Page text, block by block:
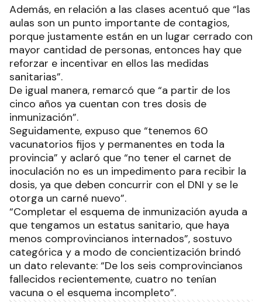
Además, en relación a las clases acentuó que “las
aulas son un punto importante de contagios,
porque justamente están en un lugar cerrado con
mayor cantidad de personas, entonces hay que
reforzar e incentivar en ellos las medidas
sanitarias”.
De igual manera, remarcó que “a partir de los
cinco años ya cuentan con tres dosis de
inmunización”.
Seguidamente, expuso que “tenemos 60
vacunatorios fijos y permanentes en toda la
provincia” y aclaró que “no tener el carnet de
inoculación no es un impedimento para recibir la
dosis, ya que deben concurrir con el DNI y se le
otorga un carné nuevo”.
“Completar el esquema de inmunización ayuda a
que tengamos un estatus sanitario, que haya
menos comprovincianos internados”, sostuvo
categórica y a modo de concientización brindó
un dato relevante: “De los seis comprovincianos
fallecidos recientemente, cuatro no tenían
vacuna o el esquema incompleto”.